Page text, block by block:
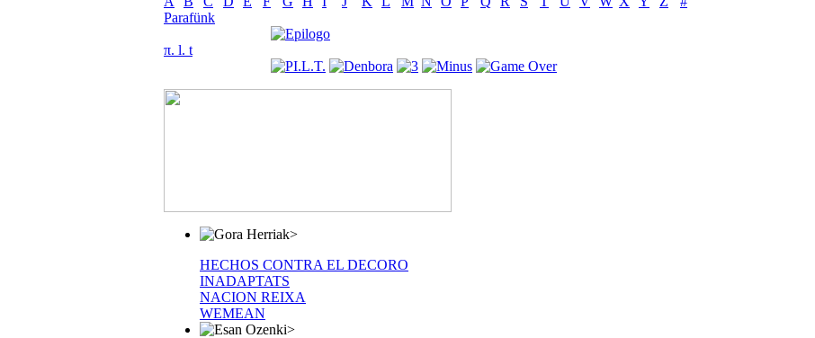
Parafünk
π. l. t
>
HECHOS CONTRA EL DECORO
INADAPTATS
NACION REIXA
WEMEAN
>